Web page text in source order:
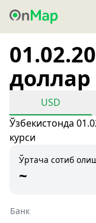
доллар
USD
Ўзбекистонда
курси
Ўртача сотиб
~
Банк